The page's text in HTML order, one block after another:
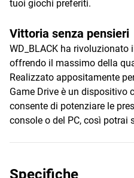
tuoi giochi preferiti.
Vittoria senza pensieri
WD_BLACK ha rivoluzionato
offrendo il massimo della
Realizzato appositamente
Game Drive è un dispositivo
consente di potenziare le
console o del PC, così potrai
Specifiche